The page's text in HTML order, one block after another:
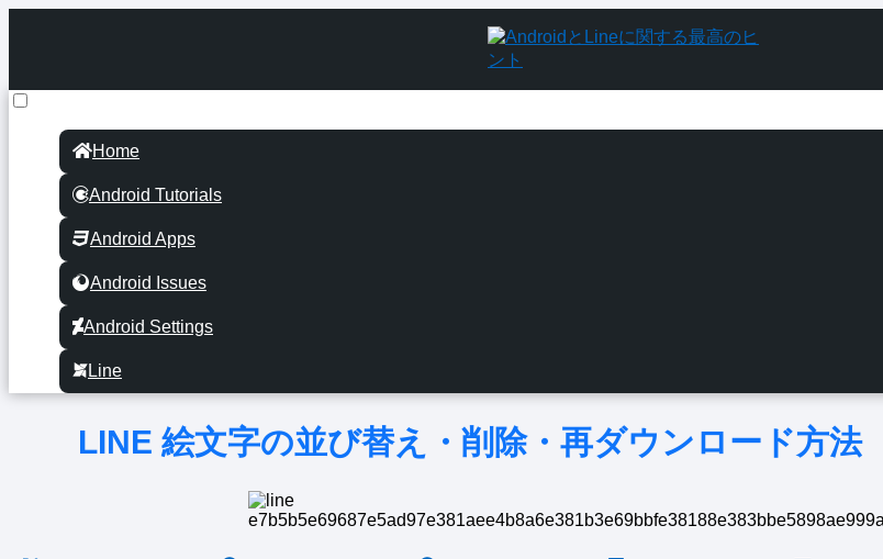
Home
Android Tutorials
Android Apps
Android Issues
Android Settings
Line
LINE 絵文字の並び替え・削除・再ダウンロード方法